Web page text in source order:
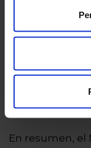
Con Marketing
crear
y coherentes
clientes de
En resumen, el